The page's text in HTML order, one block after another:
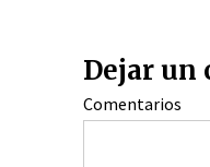
Dejar un
Comentarios